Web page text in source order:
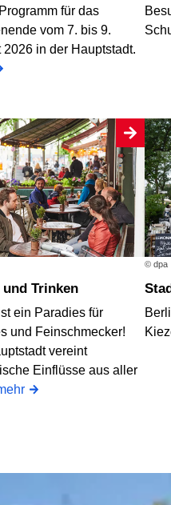
für das
vom 7. bis 9.
2026 in der Hauptstadt.
und Trinken
ein Paradies für
und Feinschmecker!
vereint
Einflüsse aus aller
© dpa